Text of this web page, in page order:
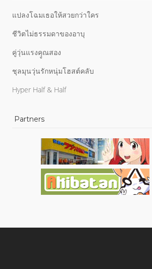
แปลงโฉมเธอให้สวยกว่าใคร
ชีวิตไม่ธรรมดาของอาบุ
คู่วุ่นแรงคุูณสอง
ชุลมุนวุ่นรักหนุ่มโฮสต์คลับ
Hyper Half & Half
Partners